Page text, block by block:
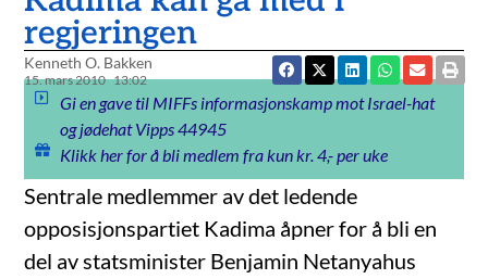
regjeringen
Kenneth O. Bakken
15. mars 2010 13:02
Gi en gave til MIFFs informasjonskamp mot Israel-hat
og jødehat Vipps 44945
Klikk her for å bli medlem fra kun kr. 4,- per uke
Sentrale medlemmer av det ledende
opposisjonspartiet Kadima åpner for å bli en
del av statsminister Benjamin Netanyahus